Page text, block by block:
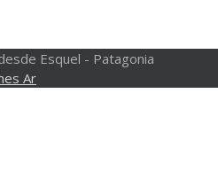
Esquel - Patagonia
Ar